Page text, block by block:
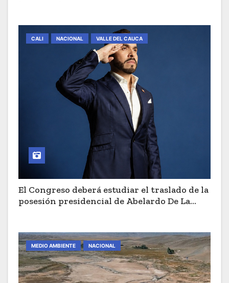
CALI NACIONAL VALLE DEL CAUCA
El Congreso deberá estudiar el traslado de la
posesión presidencial de Abelardo De La
MEDIO AMBIENTE NACIONAL